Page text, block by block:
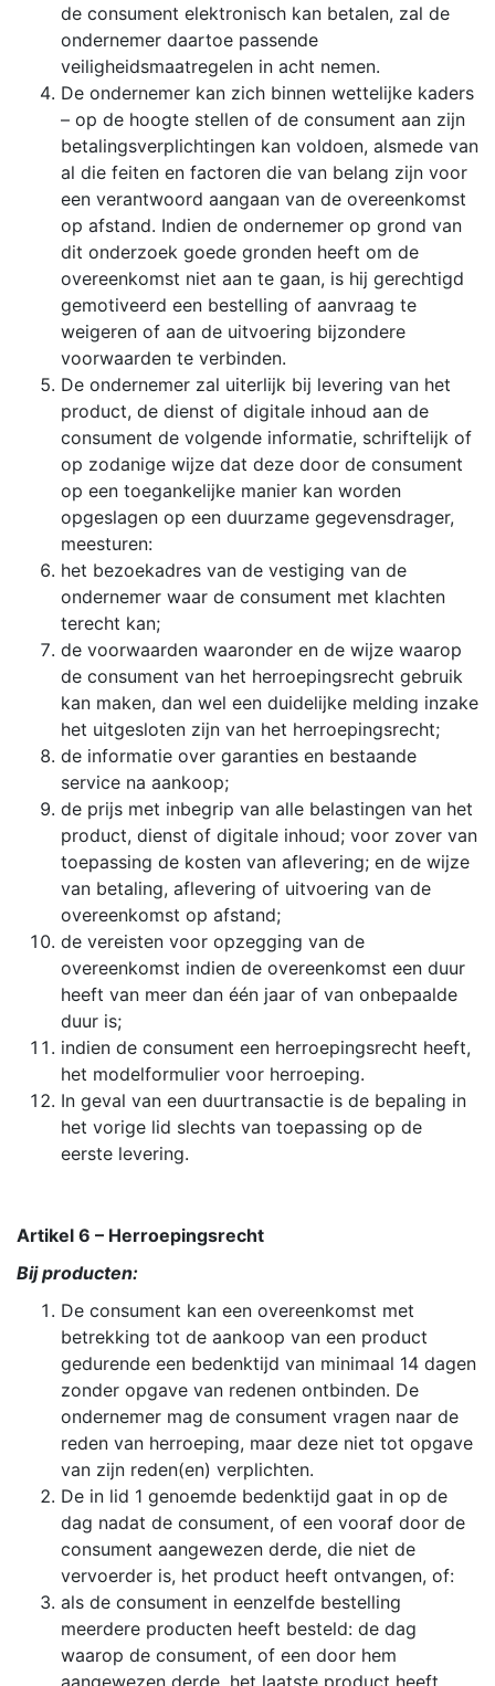
de consument elektronisch kan betalen, zal de
ondernemer daartoe passende
veiligheidsmaatregelen in acht nemen.
De ondernemer kan zich binnen wettelijke kaders
– op de hoogte stellen of de consument aan zijn
betalingsverplichtingen kan voldoen, alsmede van
al die feiten en factoren die van belang zijn voor
een verantwoord aangaan van de overeenkomst
op afstand. Indien de ondernemer op grond van
dit onderzoek goede gronden heeft om de
overeenkomst niet aan te gaan, is hij gerechtigd
gemotiveerd een bestelling of aanvraag te
weigeren of aan de uitvoering bijzondere
voorwaarden te verbinden.
De ondernemer zal uiterlijk bij levering van het
product, de dienst of digitale inhoud aan de
consument de volgende informatie, schriftelijk of
op zodanige wijze dat deze door de consument
op een toegankelijke manier kan worden
opgeslagen op een duurzame gegevensdrager,
meesturen:
het bezoekadres van de vestiging van de
ondernemer waar de consument met klachten
terecht kan;
de voorwaarden waaronder en de wijze waarop
de consument van het herroepingsrecht gebruik
kan maken, dan wel een duidelijke melding inzake
het uitgesloten zijn van het herroepingsrecht;
de informatie over garanties en bestaande
service na aankoop;
de prijs met inbegrip van alle belastingen van het
product, dienst of digitale inhoud; voor zover van
toepassing de kosten van aflevering; en de wijze
van betaling, aflevering of uitvoering van de
overeenkomst op afstand;
de vereisten voor opzegging van de
overeenkomst indien de overeenkomst een duur
heeft van meer dan één jaar of van onbepaalde
duur is;
indien de consument een herroepingsrecht heeft,
het modelformulier voor herroeping.
In geval van een duurtransactie is de bepaling in
het vorige lid slechts van toepassing op de
eerste levering.
Artikel 6 – Herroepingsrecht
Bij producten:
De consument kan een overeenkomst met
betrekking tot de aankoop van een product
gedurende een bedenktijd van minimaal 14 dagen
zonder opgave van redenen ontbinden. De
ondernemer mag de consument vragen naar de
reden van herroeping, maar deze niet tot opgave
van zijn reden(en) verplichten.
De in lid 1 genoemde bedenktijd gaat in op de
dag nadat de consument, of een vooraf door de
consument aangewezen derde, die niet de
vervoerder is, het product heeft ontvangen, of:
als de consument in eenzelfde bestelling
meerdere producten heeft besteld: de dag
waarop de consument, of een door hem
aangewezen derde, het laatste product heeft